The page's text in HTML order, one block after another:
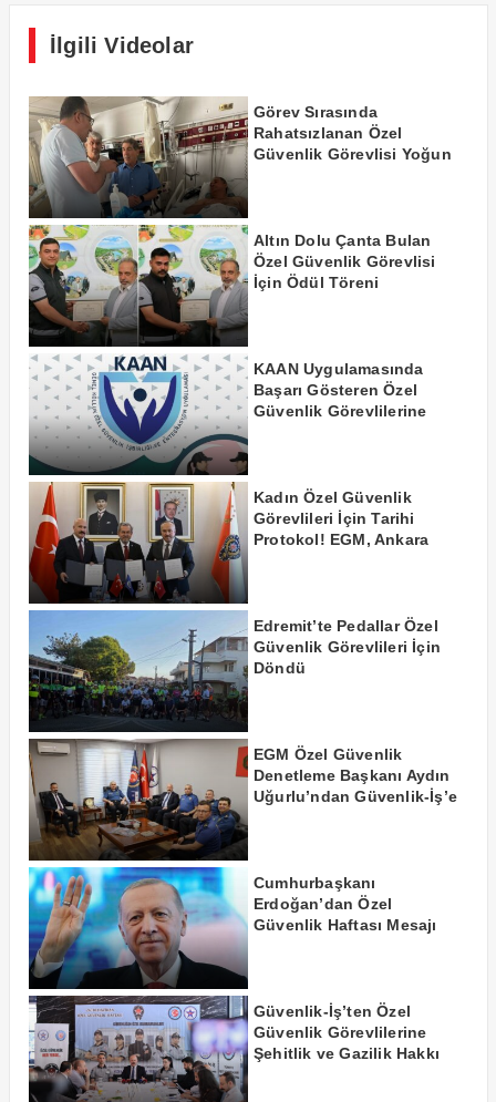
İlgili Videolar
Görev Sırasında
Rahatsızlanan Özel
Güvenlik Görevlisi Yoğun
Altın Dolu Çanta Bulan
Özel Güvenlik Görevlisi
İçin Ödül Töreni
KAAN Uygulamasında
Başarı Gösteren Özel
Güvenlik Görevlilerine
Kadın Özel Güvenlik
Görevlileri İçin Tarihi
Protokol! EGM, Ankara
Edremit’te Pedallar Özel
Güvenlik Görevlileri İçin
Döndü
EGM Özel Güvenlik
Denetleme Başkanı Aydın
Uğurlu’ndan Güvenlik-İş’e
Cumhurbaşkanı
Erdoğan’dan Özel
Güvenlik Haftası Mesajı
Güvenlik-İş’ten Özel
Güvenlik Görevlilerine
Şehitlik ve Gazilik Hakkı